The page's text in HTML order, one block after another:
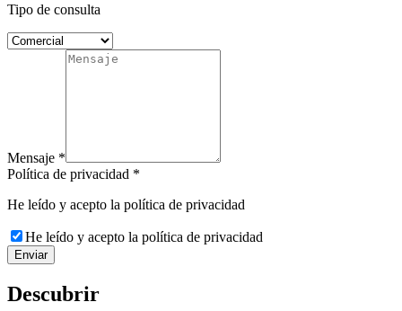
Tipo de consulta
Mensaje *
Política de privacidad *
He leído y acepto la política de privacidad
He leído y acepto la política de privacidad
Descubrir